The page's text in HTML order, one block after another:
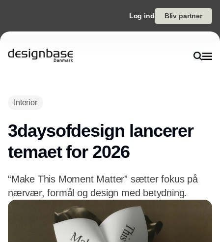
Log ind Bliv partner
Interior
3daysofdesign lancerer
temaet for 2026
“Make This Moment Matter” sætter fokus på
nærvær, formål og design med betydning.